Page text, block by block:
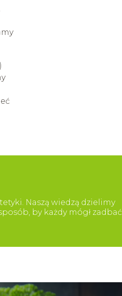
)
Naszą wiedzą dzielimy
by każdy mógł zadbać